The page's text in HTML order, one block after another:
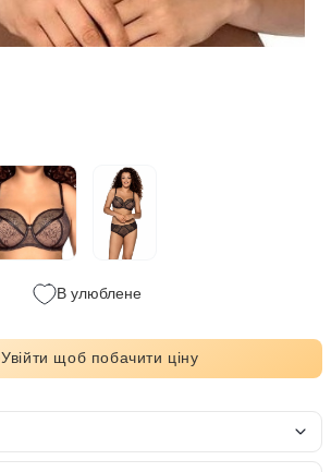
В улюблене
Увійти щоб побачити ціну